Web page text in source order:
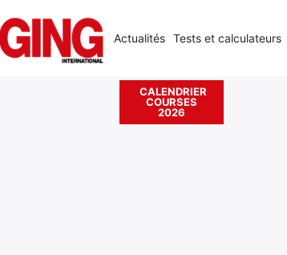
Actualités Tests et calculateurs
CALENDRIER
COURSES
2026
Rechercher